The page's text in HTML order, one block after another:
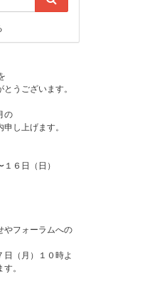
うございます。
の
し上げます。
６日（日）
やフォーラムへの
日（月）１０時よ
。